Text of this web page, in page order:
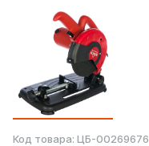
Код товара: ЦБ-00269676